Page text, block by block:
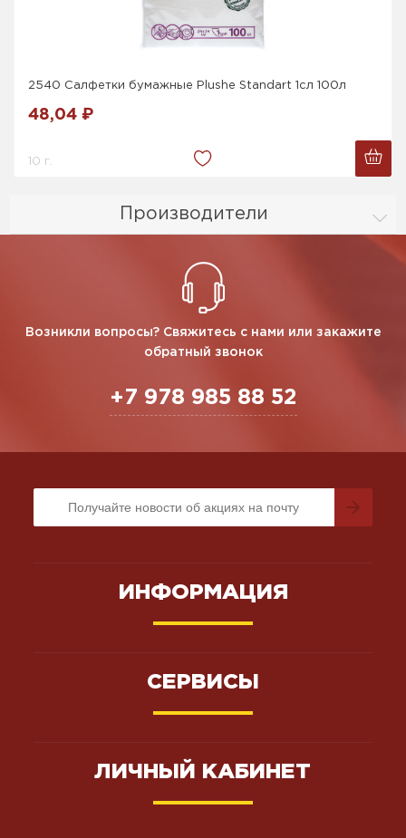
Производители
2540 Салфетки бумажные Plushe Standart 1cл 100л
48,04 ₽
10 г.
Возникли вопросы? Свяжитесь с нами или закажите
обратный звонок
+7 978 985 88 52
ИНФОРМАЦИЯ
СЕРВИСЫ
ЛИЧНЫЙ КАБИНЕТ